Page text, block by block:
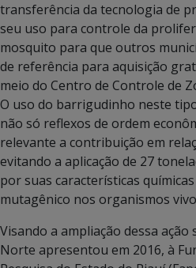
transferência da tecnologia de
seu uso para controle da
mosquito para que outros
de referência para aquisição
meio do Centro de Controle de
O uso do barrigudinho neste
não só reflexos de ordem
relevante a contribuição em
evitando a aplicação de 27
por suas características
mutagênico nos organismos
Visando a ampliação dessa ação
Norte apresentou em 2016, à